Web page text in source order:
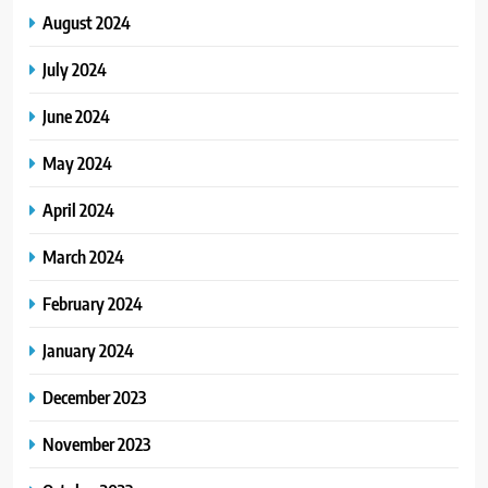
August 2024
July 2024
June 2024
May 2024
April 2024
March 2024
February 2024
January 2024
December 2023
November 2023